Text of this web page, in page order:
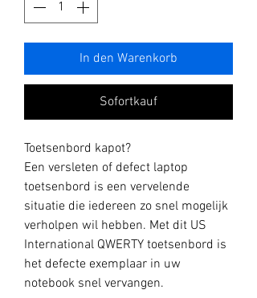
In den Warenkorb
Sofortkauf
Toetsenbord kapot?
Een versleten of defect laptop
toetsenbord is een vervelende
situatie die iedereen zo snel mogelijk
verholpen wil hebben. Met dit US
International QWERTY toetsenbord is
het defecte exemplaar in uw
notebook snel vervangen.